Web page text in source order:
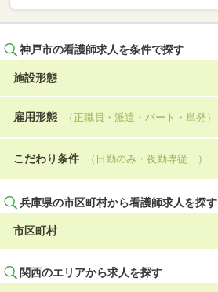
神戸市の看護師求人を条件で探す
施設形態
雇用形態 （正職員・派遣・パート・単発）
こだわり条件 （日勤のみ・夜勤専従…）
兵庫県の市区町村から看護師求人を探す
市区町村
関西のエリアから求人を探す